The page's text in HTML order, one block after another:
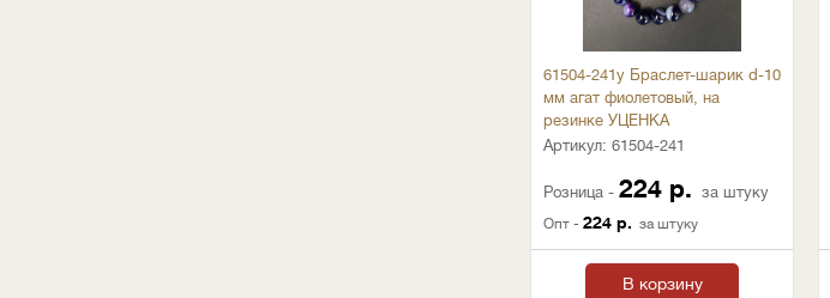
61504-241у Браслет-шарик d-10
мм агат фиолетовый, на
резинке УЦЕНКА
Артикул: 61504-241
Розница - 224 р. за штуку
Опт - 224 р. за штуку
В корзину